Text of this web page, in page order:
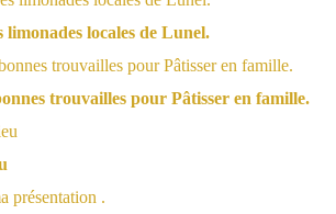
locales de Lunel.
trouvailles pour Pâtisser en famille.